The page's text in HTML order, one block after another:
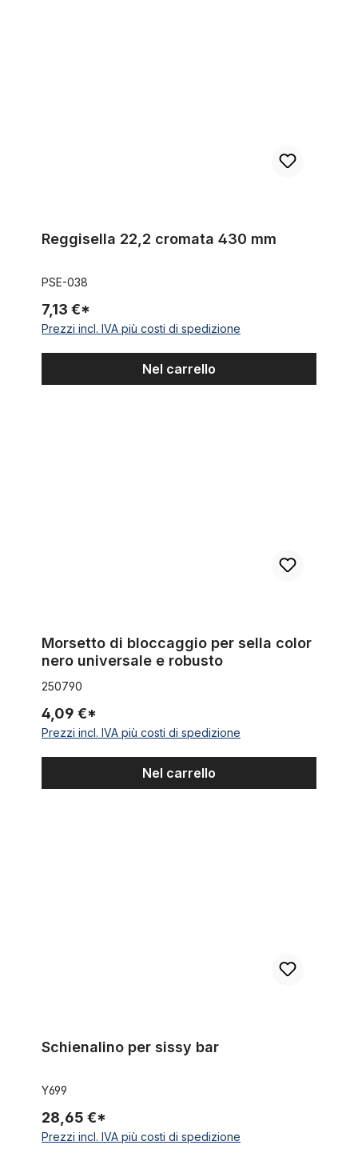
Reggisella 22,2 cromata 430 mm
PSE-038
7,13 €*
Prezzi incl. IVA più costi di spedizione
Nel carrello
Morsetto di bloccaggio per sella color
nero universale e robusto
250790
4,09 €*
Prezzi incl. IVA più costi di spedizione
Nel carrello
Schienalino per sissy bar
Y699
28,65 €*
Prezzi incl. IVA più costi di spedizione